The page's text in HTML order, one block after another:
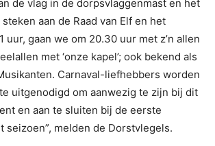
de vlag in de dorpsvlaggenmast en het
aan de Raad van Elf en het
uur, gaan we om 20.30 uur met z’n allen
met ‘onze kapel’; ook bekend als
Carnaval-liefhebbers worden
uitgenodigd om aanwezig te zijn bij dit
en aan te sluiten bij de eerste
seizoen”, melden de Dorstvlegels.